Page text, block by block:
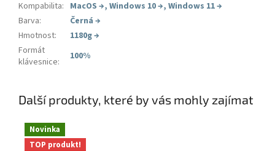
Kompabilita: MacOS →, Windows 10→, Windows 11→
Barva: Černá →
Hmotnost: 1180g→
Formát
klávesnice: 100%
Další produkty, které by vás mohly zajímat
Novinka
TOP produkt!